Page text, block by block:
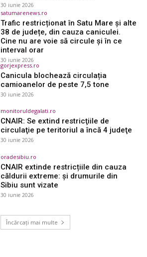
30 iunie 2026
satumarenews.ro
Trafic restricționat în Satu Mare și alte
38 de județe, din cauza caniculei.
Cine nu are voie să circule și în ce
interval orar
30 iunie 2026
gorjexpress.ro
Canicula blochează circulația
camioanelor de peste 7,5 tone
30 iunie 2026
monitoruldegalati.ro
CNAIR: Se extind restricţiile de
circulaţie pe teritoriul a încă 4 judeţe
30 iunie 2026
oradesibiu.ro
CNAIR extinde restricțiile din cauza
căldurii extreme: și drumurile din
Sibiu sunt vizate
30 iunie 2026
Încărcați mai multe